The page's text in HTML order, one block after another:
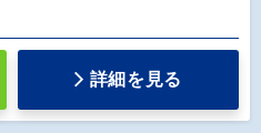
詳細を見る